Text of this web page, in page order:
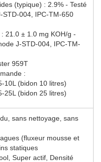
(typique) : 2.9% - Testé
STD-004, IPC-TM-650
21.0 ± 1.0 mg KOH/g -
J-STD-004, IPC-TM-
959T
:
10L (bidon 10 litres)
25L (bidon 25 litres)
sans nettoyage, sans
(fluxeur mousse et
statiques
Super actif, Densité